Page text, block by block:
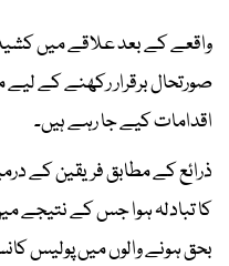
واقعے کے بعد علاقے میں
صورتحال برقرار رکھنے کے
اقدامات کیے جا رہے ہیں۔
ذرائع کے مطابق فریقین کے
بحق ہونے والوں میں پولیس